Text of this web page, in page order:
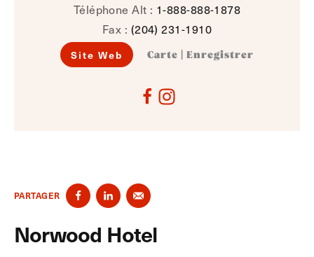
Téléphone Alt : 1-888-888-1878
Fax : (204) 231-1910
Site Web Carte Enregistrer
PARTAGER
Norwood Hotel